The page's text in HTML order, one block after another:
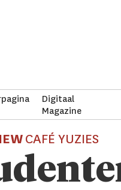
Digitaal
Magazine
CAFÉ YUZIES